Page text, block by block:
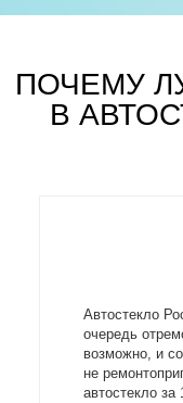
ПОЧЕМУ
В
Автостекло
очередь
возможно, и
не
автостекло за